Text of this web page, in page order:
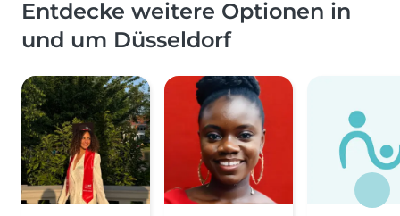
Entdecke weitere Optionen in
und um Düsseldorf